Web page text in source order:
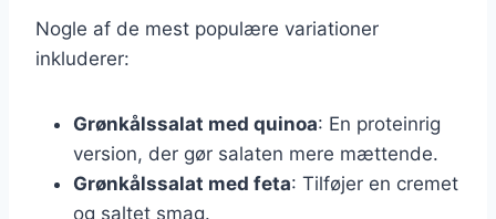
Nogle af de mest populære variationer
inkluderer:
Grønkålssalat med quinoa: En proteinrig
version, der gør salaten mere mættende.
Grønkålssalat med feta: Tilføjer en cremet
og saltet smag.